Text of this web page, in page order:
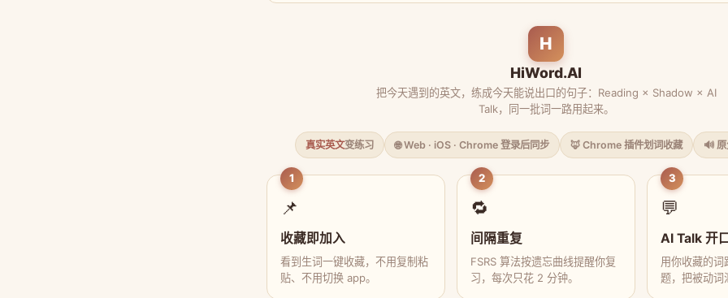
H
HiWord.AI
把今天遇到的英文，练成今天能说出口的句子：Reading × Shadow × AI
Talk，同一批词一路用起来。
真实英文变练习 🌐 Web · iOS · Chrome 登录后同步 🦊 Chrome 插件划词收藏 🔊
1
📌
收藏即加入
看到生词一键收藏，不用复制粘
贴、不用切换 app。
2
🔁
间隔重复
FSRS 算法按遗忘曲线提醒你复
习，每次只花 2 分钟。
3
💬
AI Talk 开
用你收藏的词
题，把被动词